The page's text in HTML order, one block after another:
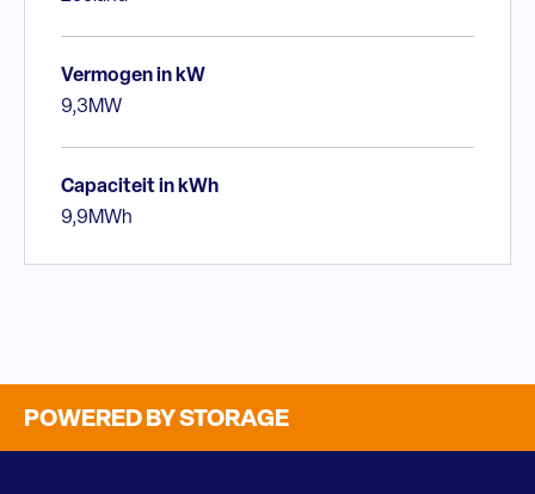
Vermogen in kW
9,3MW
Capaciteit in kWh
9,9MWh
POWERED BY STORAGE